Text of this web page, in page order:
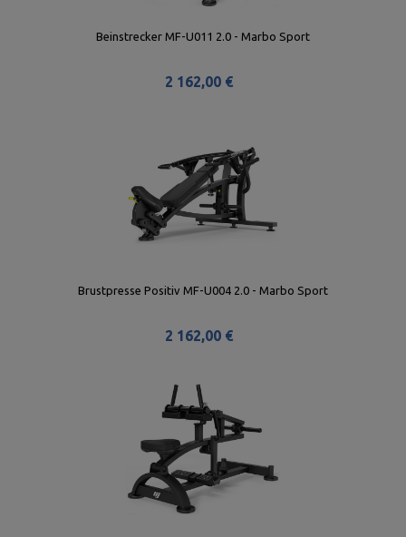
Beinstrecker MF-U011 2.0 - Marbo Sport
2 162,00 €
Brustpresse Positiv MF-U004 2.0 - Marbo Sport
2 162,00 €